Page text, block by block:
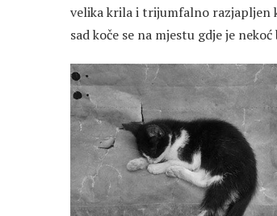
velika krila i trijumfalno razjapljen
sad koče se na mjestu gdje je